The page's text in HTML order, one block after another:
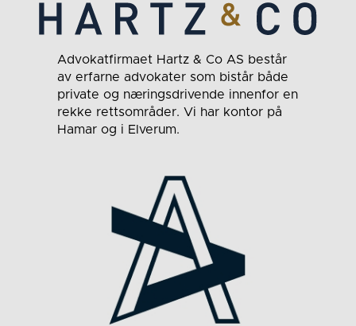
Advokatfirmaet Hartz & Co AS består
av erfarne advokater som bistår både
private og næringsdrivende innenfor en
rekke rettsområder. Vi har kontor på
Hamar og i Elverum.